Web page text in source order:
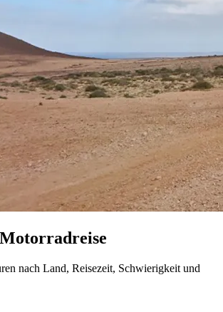
nach Land, Reisezeit, Schwierigkeit und